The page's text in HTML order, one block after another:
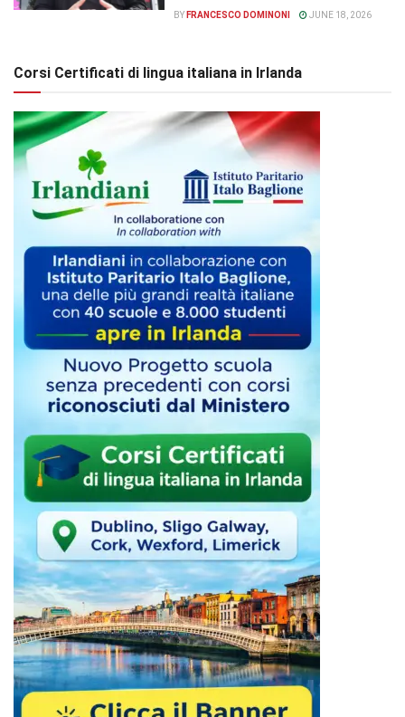
BY FRANCESCO DOMINONI JUNE 18, 2026
Corsi Certificati di lingua italiana in Irlanda